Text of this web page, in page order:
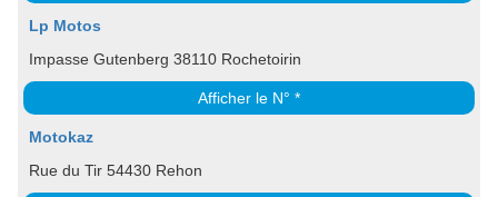
Lp Motos
Impasse Gutenberg 38110 Rochetoirin
Afficher le N° *
Motokaz
Rue du Tir 54430 Rehon